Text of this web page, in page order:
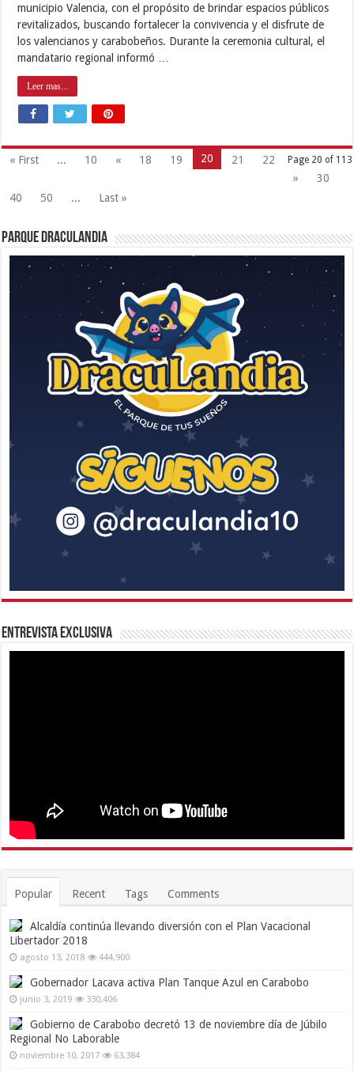
municipio Valencia, con el propósito de brindar espacios públicos
revitalizados, buscando fortalecer la convivencia y el disfrute de
los valencianos y carabobeños. Durante la ceremonia cultural, el
mandatario regional informó …
Leer mas...
Page 20 of 113
« First ... 10 « 18 19 20 21
22
»
30
40
50 ... Last »
Parque Draculandia
Entrevista Exclusiva
Popular Recent Tags Comments
Alcaldía continúa llevando diversión con el Plan Vacacional
Libertador 2018
agosto 13, 2018 444,900
Gobernador Lacava activa Plan Tanque Azul en Carabobo
junio 3, 2019 330,406
Gobierno de Carabobo decretó 13 de noviembre día de Júbilo
Regional No Laborable
noviembre 10, 2017 63,384